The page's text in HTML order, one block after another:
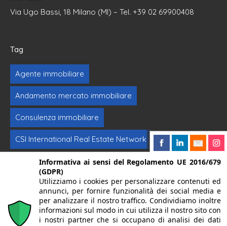
Via Ugo Bassi, 18 Milano (MI) – Tel. +39 02 69900408
Tag
Agente immobiliare
Andamento mercato immobiliare
Consulenza immobiliare
CSI International Real Estate Network
Formazione immobiliare Intermediazione
Investimenti immobiliari Vendere casa
© 2024. Centro Servizi Immobiliari srl | Mandello del Lario
Informativa ai sensi del Regolamento UE 2016/679
(GDPR)
Utilizziamo i cookies per personalizzare contenuti ed
annunci, per fornire funzionalità dei social media e
per analizzare il nostro traffico. Condividiamo inoltre
informazioni sul modo in cui utilizza il nostro sito con
i nostri partner che si occupano di analisi dei dati